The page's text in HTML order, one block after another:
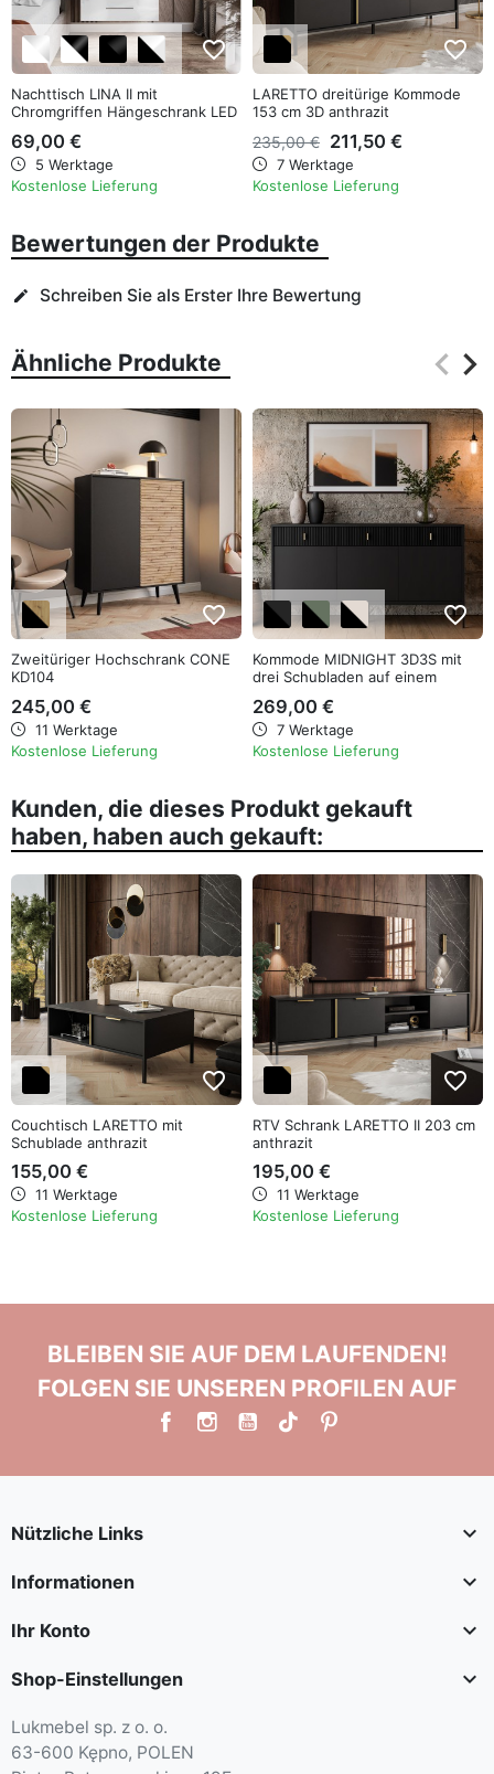
favorite_border
Nachttisch LINA II mit
Chromgriffen Hängeschrank LED
69,00 €
5 Werktage
Kostenlose Lieferung
favorite_border
LARETTO dreitürige Kommode
153 cm 3D anthrazit
235,00 € 211,50 €
7 Werktage
Kostenlose Lieferung
Bewertungen der Produkte
edit Schreiben Sie als Erster Ihre Bewertung
Ähnliche Produkte keyboard_arrow_left
keyboard_arrow_right
favorite_border
Zweitüriger Hochschrank CONE
KD104
245,00 €
11 Werktage
Kostenlose Lieferung
favorite_border
Kommode MIDNIGHT 3D3S mit
drei Schubladen auf einem
269,00 €
7 Werktage
Kostenlose Lieferung
Kunden, die dieses Produkt gekauft
haben, haben auch gekauft:
favorite_border
Couchtisch LARETTO mit
Schublade anthrazit
155,00 €
11 Werktage
Kostenlose Lieferung
favorite_border
RTV Schrank LARETTO II 203 cm
anthrazit
195,00 €
11 Werktage
Kostenlose Lieferung
BLEIBEN SIE AUF DEM LAUFENDEN!
FOLGEN SIE UNSEREN PROFILEN AUF
Nützliche Links 
Informationen 
Ihr Konto 
Shop-Einstellungen 
Lukmebel sp. z o. o.
63-600 Kępno, POLEN